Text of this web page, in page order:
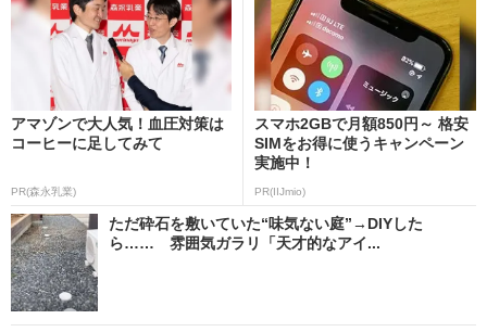
アマゾンで大人気！血圧対策は
コーヒーに足してみて
PR(森永乳業)
スマホ2GBで月額850円～ 格安
SIMをお得に使うキャンペーン
実施中！
PR(IIJmio)
ただ砕石を敷いていた“味気ない庭”→DIYした
ら…… 雰囲気ガラリ「天才的なアイ...